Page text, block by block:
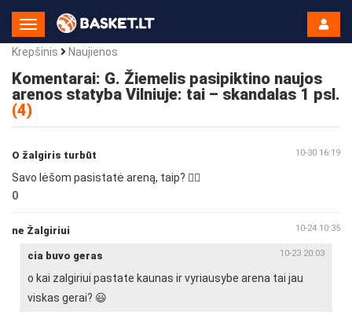
Toggle
Navigation
Krepšinis
Naujienos
Komentarai: G. Žiemelis pasipiktino naujos
arenos statyba Vilniuje: tai – skandalas 1 psl.
(4)
O žalgiris turbūt 10-30 16:19
Savo lėšom pasistatė areną, taip? 🤦‍♂️
0
ne Žalgiriui 10-24 10:35
cia buvo geras 10-23 20:03
o kai zalgiriui pastate kaunas ir vyriausybe arena tai jau
viskas gerai? 😃